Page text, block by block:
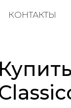
КОНТАКТЫ